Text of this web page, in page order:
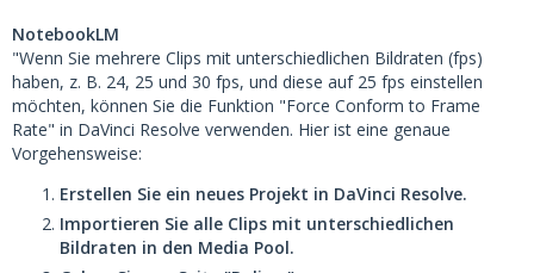
NotebookLM
"Wenn Sie mehrere Clips mit unterschiedlichen Bildraten (fps)
haben, z. B. 24, 25 und 30 fps, und diese auf 25 fps einstellen
möchten, können Sie die Funktion "Force Conform to Frame
Rate" in DaVinci Resolve verwenden. Hier ist eine genaue
Vorgehensweise:
Erstellen Sie ein neues Projekt in DaVinci Resolve.
Importieren Sie alle Clips mit unterschiedlichen
Bildraten in den Media Pool.